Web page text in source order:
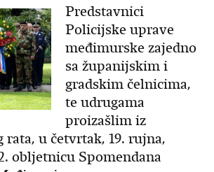
Predstavnici
Policijske uprave
međimurske zajedno
sa županijskim i
gradskim čelnicima,
te udrugama
proizašlim iz
u četvrtak, 19. rujna,
obljetnicu Spomendana